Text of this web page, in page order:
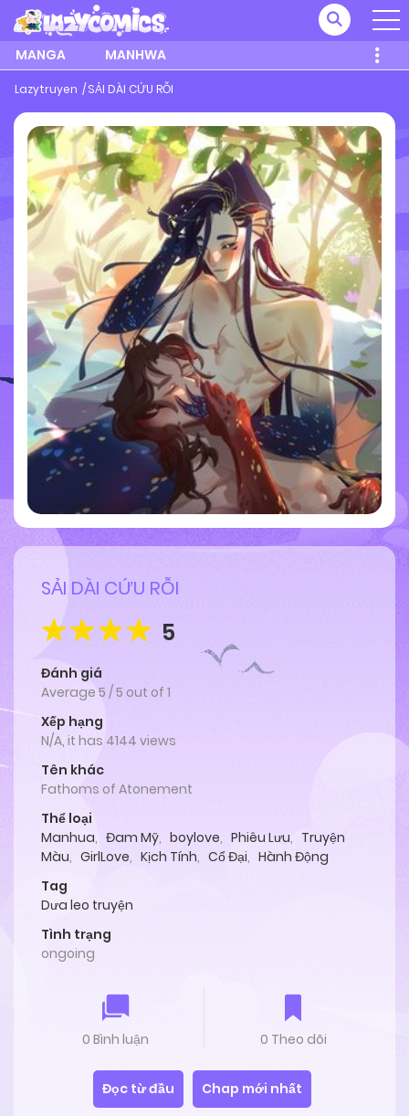
MANGA MANHWA
Lazytruyen SẢI DÀI CỨU RỖI
SẢI DÀI CỨU RỖI
5
Đánh giá
Average 5 /5 out of 1
Xếp hạng
N/A, it has 4144 views
Tên khác
Fathoms of Atonement
Thể loại
Manhua, Đam Mỹ, boylove, Phiêu Lưu, Truyện
Màu, GirlLove, Kịch Tính, Cổ Đại, Hành Động
Tag
Dưa leo truyện
Tình trạng
ongoing
0 Bình luận 0 Theo dõi
Đọc từ đầu Chap mới nhất